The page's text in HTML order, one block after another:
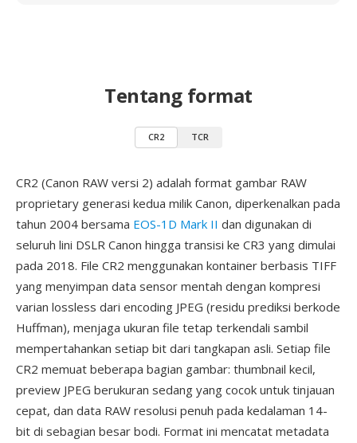
Tentang format
CR2 TCR
CR2 (Canon RAW versi 2) adalah format gambar RAW
proprietary generasi kedua milik Canon, diperkenalkan pada
tahun 2004 bersama EOS-1D Mark II dan digunakan di
seluruh lini DSLR Canon hingga transisi ke CR3 yang dimulai
pada 2018. File CR2 menggunakan kontainer berbasis TIFF
yang menyimpan data sensor mentah dengan kompresi
varian lossless dari encoding JPEG (residu prediksi berkode
Huffman), menjaga ukuran file tetap terkendali sambil
mempertahankan setiap bit dari tangkapan asli. Setiap file
CR2 memuat beberapa bagian gambar: thumbnail kecil,
preview JPEG berukuran sedang yang cocok untuk tinjauan
cepat, dan data RAW resolusi penuh pada kedalaman 14-
bit di sebagian besar bodi. Format ini mencatat metadata